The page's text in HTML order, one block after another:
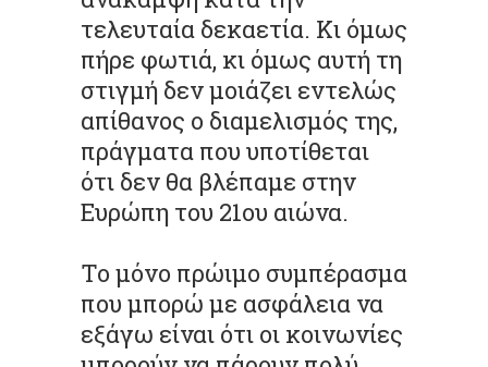
τελευταία δεκαετία. Κι όμως
πήρε φωτιά, κι όμως αυτή τη
στιγμή δεν μοιάζει εντελώς
απίθανος ο διαμελισμός της,
πράγματα που υποτίθεται
ότι δεν θα βλέπαμε στην
Ευρώπη του 21ου αιώνα.
Το μόνο πρώιμο συμπέρασμα
που μπορώ με ασφάλεια να
εξάγω είναι ότι οι κοινωνίες